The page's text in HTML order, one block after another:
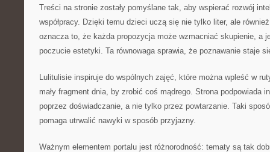
Treści na stronie zostały pomyślane tak, aby wspierać rozwój
współpracy. Dzięki temu dzieci uczą się nie tylko liter, ale
oznacza to, że każda propozycja może wzmacniać skupienie, a
poczucie estetyki. Ta równowaga sprawia, że poznawanie staje
Lulitulisie inspiruje do wspólnych zajęć, które można wpleść w
mały fragment dnia, by zrobić coś mądrego. Strona podpowiada
poprzez doświadczanie, a nie tylko przez powtarzanie. Taki
pomaga utrwalić nawyki w sposób przyjazny.
Ważnym elementem portalu jest różnorodność: tematy są tak